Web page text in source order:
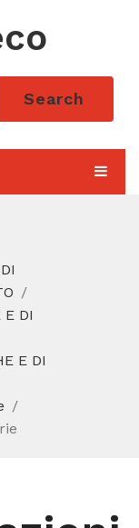
Search
E DI
E DI